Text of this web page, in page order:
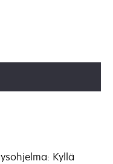
Kyllä